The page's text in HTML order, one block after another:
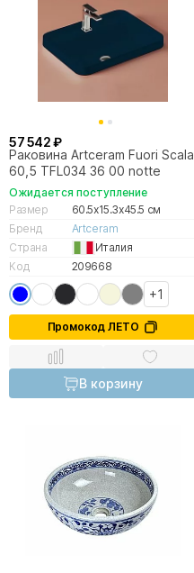
57 542 ₽
Раковина Artceram Fuori Scala
60,5 TFL034 36 00 notte
Ожидается поступление
Размер
60.5x15.3x45.5 см
Бренд
Artceram
Страна
Италия
Код
209668
+1
Промокод ЛЕТО
В корзину